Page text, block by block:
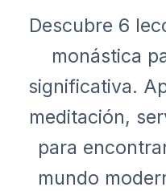
Descubre 6
monástica
significativa.
meditación,
para
mundo